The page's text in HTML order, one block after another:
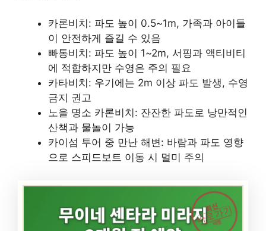
카론비치: 파도 높이 0.5~1m, 가족과 아이들
이 안전하게 즐길 수 있음
빠통비치: 파도 높이 1~2m, 서핑과 액티비티
에 적합하지만 수영은 주의 필요
카타비치: 우기에는 2m 이상 파도 발생, 수영
금지 권고
노을 명소 카론비치: 잔잔한 파도로 낭만적인
산책과 물놀이 가능
카이섬 투어 중 만난 해변: 바람과 파도 영향
으로 스피드보트 이동 시 멀미 주의
최신
바로가기
여행